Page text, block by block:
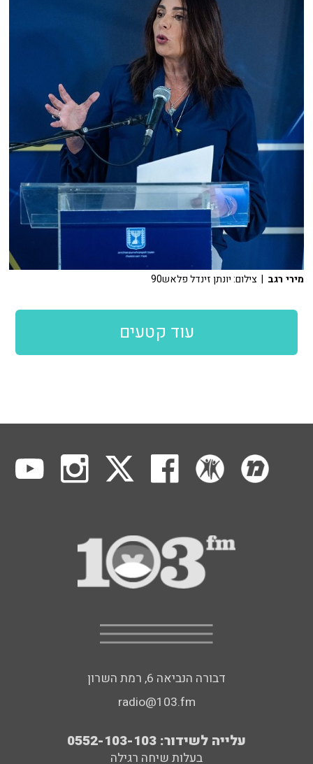
מירי רגב | צילום: יונתן זינדל פלאש90
עוד קטעים
דבורה הנביאה 6, רמת השרון
radio@103.fm
עלייה לשידור: 0552-103-103
בעלות שיחה רגילה